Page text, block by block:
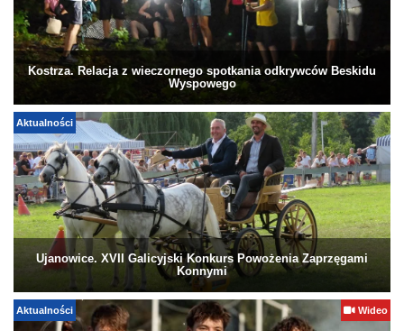
Kostrza. Relacja z wieczornego spotkania odkrywców Beskidu
Wyspowego
Aktualności
Ujanowice. XVII Galicyjski Konkurs Powożenia Zaprzęgami
Konnymi
Aktualności Wideo